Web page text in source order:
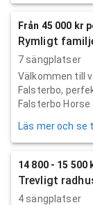
Från 45 000 kr
Rymligt
7 sängplatser
Välkommen till
Falsterbo,
Falsterbo Horse
Läs mer och
14 800 - 15 500
Trevligt
4 sängplatser